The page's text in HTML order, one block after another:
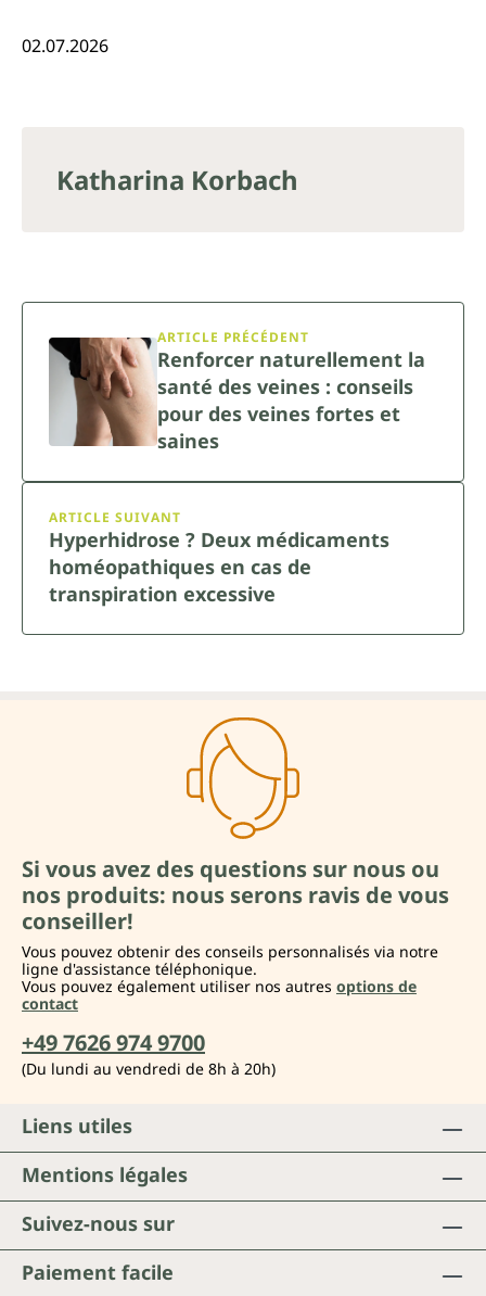
02.07.2026
Katharina Korbach
ARTICLE PRÉCÉDENT
Renforcer naturellement la
santé des veines : conseils
pour des veines fortes et
saines
ARTICLE SUIVANT
Hyperhidrose ? Deux médicaments
homéopathiques en cas de
transpiration excessive
Si vous avez des questions sur nous ou
nos produits: nous serons ravis de vous
conseiller!
Vous pouvez obtenir des conseils personnalisés via notre
ligne d'assistance téléphonique.
Vous pouvez également utiliser nos autres options de
contact
+49 7626 974 9700
(Du lundi au vendredi de 8h à 20h)
Suivez-nous sur
Paiement facile
Liens utiles
Mentions légales